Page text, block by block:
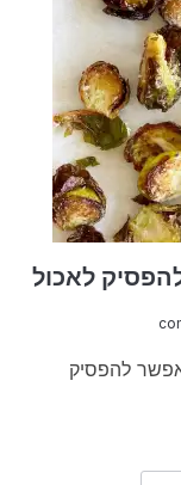
לאכול
אפשר להפסיק